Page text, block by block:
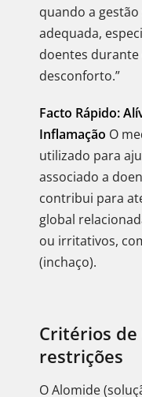
quando a
adequada,
doentes
desconforto.”
Facto Rápido:
Inflamação O
utilizado para
associado a
contribui para
global
ou irritativos,
(inchaço).
Critérios
restrições
O Alomide